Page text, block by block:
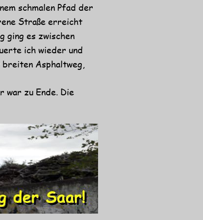
schmalen Pfad der
Straße erreicht
ging es zwischen
ich wieder und
Asphaltweg,
war zu Ende. Die